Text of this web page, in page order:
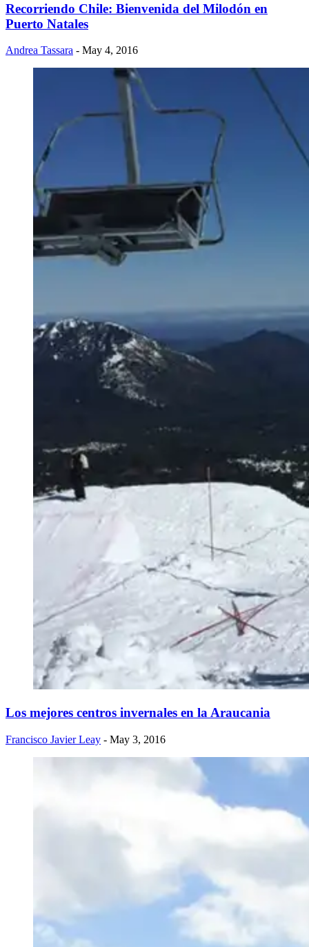
Recorriendo Chile: Bienvenida del Milodón en
Puerto Natales
Andrea Tassara - May 4, 2016
Los mejores centros invernales en la Araucania
Francisco Javier Leay - May 3, 2016